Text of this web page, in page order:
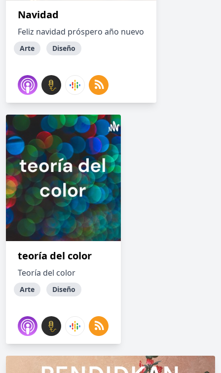
Navidad
Feliz navidad próspero año nuevo
Arte Diseño
teoría del color
Teoría del color
Arte Diseño